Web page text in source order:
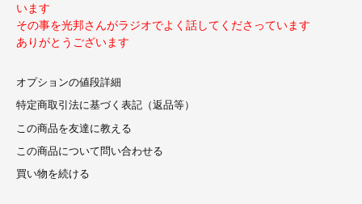
います
その事を光邦さんがラジオでよく話してくださっています
ありがとうございます
オプションの値段詳細
特定商取引法に基づく表記（返品等）
この商品を友達に教える
この商品について問い合わせる
買い物を続ける